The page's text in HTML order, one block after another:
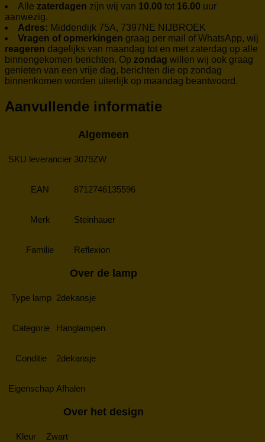
Alle zaterdagen zijn wij van 10.00 tot 16.00 uur
aanwezig.
Adres: Middendijk 75A, 7397NE NIJBROEK
Vragen of opmerkingen graag per mail of WhatsApp, wij
reageren dagelijks van maandag tot en met zaterdag op alle
binnengekomen berichten. Op zondag willen wij ook graag
genieten van een vrije dag, berichten die op zondag
binnenkomen worden uiterlijk op maandag beantwoord.
Aanvullende informatie
Algemeen
SKU leverancier 3079ZW
EAN 8712746135596
Merk Steinhauer
Familie Reflexion
Over de lamp
Type lamp 2dekansje
Categorie Hanglampen
Conditie 2dekansje
Eigenschap Afhalen
Over het design
Kleur Zwart